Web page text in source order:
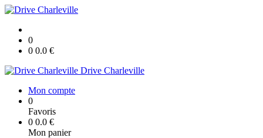
0
0 0.0 €
Drive Charleville
Mon compte
0
Favoris
0 0.0 €
Mon panier